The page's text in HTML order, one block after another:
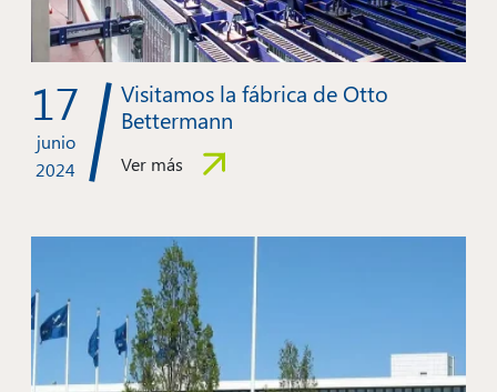
17
junio
2024
Visitamos la fábrica de Otto
Bettermann
Ver más